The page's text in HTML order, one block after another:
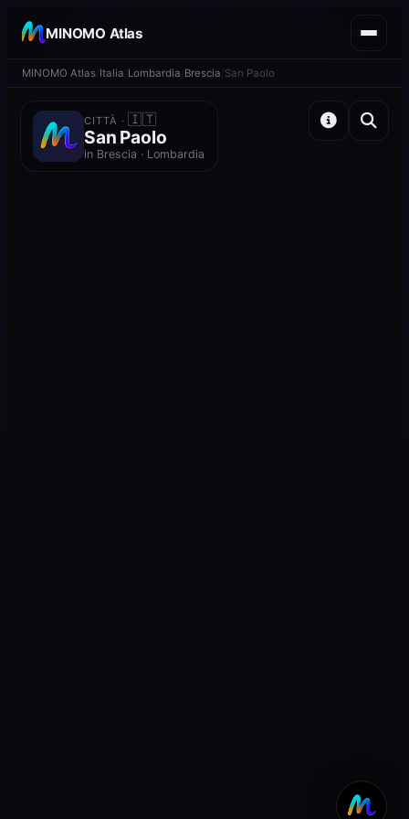
MINOMO Atlas
MINOMO Atlas Italia Lombardia Brescia San Paolo
CITTÀ ·🇮🇹
San Paolo
in Brescia · Lombardia